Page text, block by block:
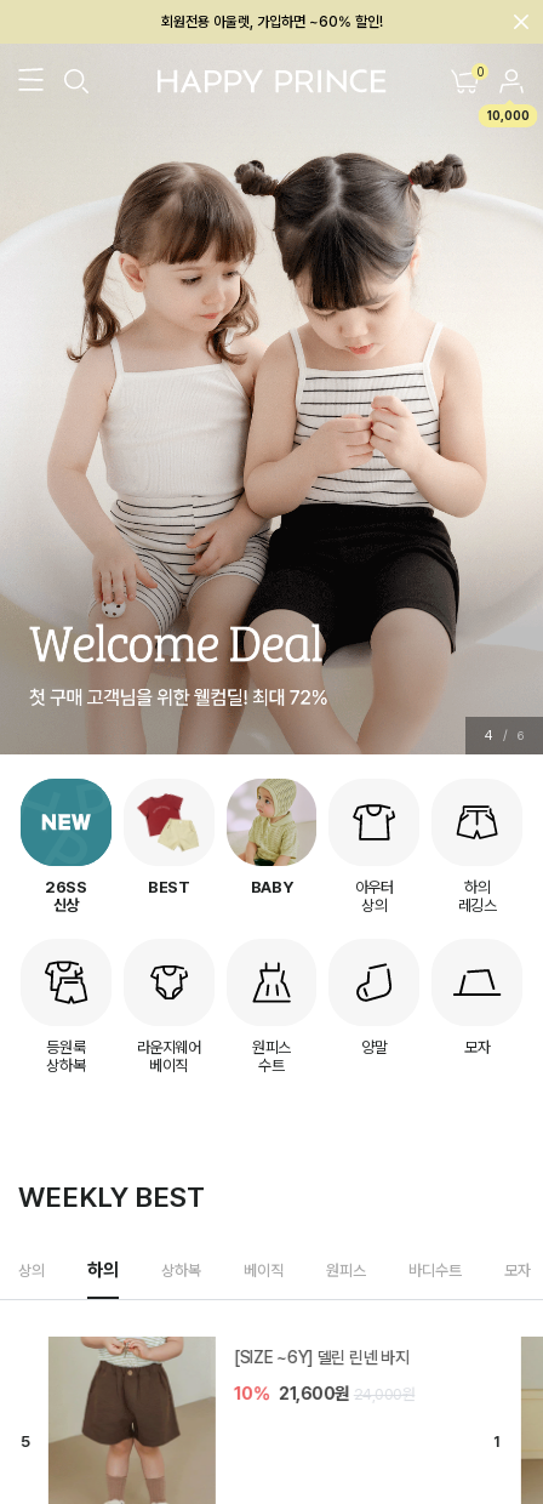
회원전용 아울렛, 가입하면 ~60% 할인!
0
10,000
5 / 6
26SS
신상
BEST BABY
아우터
상의
하의
레깅스
등원룩
상하복
라운지웨어
베이직
원피스
수트
양말 모자
WEEKLY BEST
상의 하의 상하복 베이직 원피스 바디수트 모자
[SIZE ~6Y] 델린 린넨 바지
10% 21,600원 24,000원